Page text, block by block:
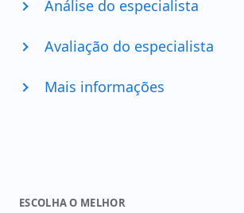
Análise do especialista
Avaliação do especialista
Mais informações
ESCOLHA O MELHOR